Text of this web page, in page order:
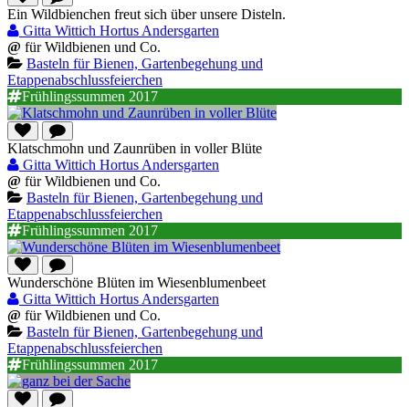
Ein Wildbienchen freut sich über unsere Disteln.
Gitta Wittich Hortus Andersgarten
@ für Wildbienen und Co.
Basteln für Bienen, Gartenbegehung und
Etappenabschlussfeierchen
Frühlingssummen 2017
Klatschmohn und Zaunrüben in voller Blüte
Gitta Wittich Hortus Andersgarten
@ für Wildbienen und Co.
Basteln für Bienen, Gartenbegehung und
Etappenabschlussfeierchen
Frühlingssummen 2017
Wunderschöne Blüten im Wiesenblumenbeet
Gitta Wittich Hortus Andersgarten
@ für Wildbienen und Co.
Basteln für Bienen, Gartenbegehung und
Etappenabschlussfeierchen
Frühlingssummen 2017